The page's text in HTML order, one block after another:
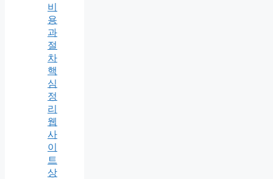
비
용
과
절
차
핵
심
정
리
웹
사
이
트
상